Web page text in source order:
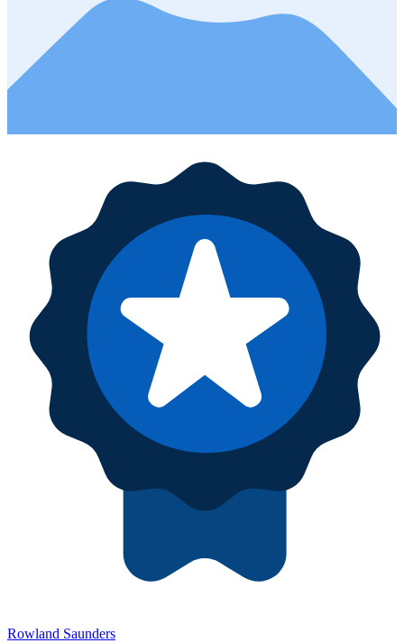
Rowland Saunders